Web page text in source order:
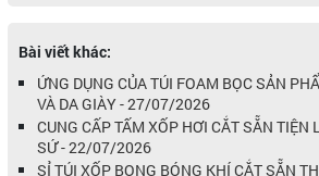
Bài viết khác:
ỨNG DỤNG CỦA TÚI FOAM BỌC SẢN
VÀ DA GIÀY - 27/07/2026
CUNG CẤP TẤM XỐP HƠI CẮT SẴN TIỆN
SỨ - 22/07/2026
SỈ TÚI XỐP BONG BÓNG KHÍ CẮT SẴN